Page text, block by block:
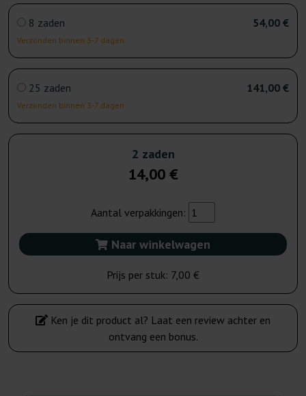
8 zaden
Verzonden binnen 3-7 dagen
54,00 €
25 zaden
Verzonden binnen 3-7 dagen
141,00 €
2 zaden
14,00 €
Aantal verpakkingen:
Naar winkelwagen
Prijs per stuk: 7,00 €
Ken je dit product al? Laat een review achter en
ontvang een bonus.